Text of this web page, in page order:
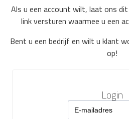
Als u een account wilt, laat ons
link versturen waarmee u een
Bent u een bedrijf en wilt u klant
op!
Login